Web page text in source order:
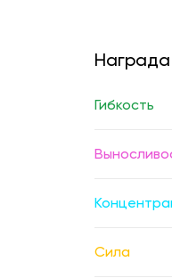
Награда
Гибкость
Сила